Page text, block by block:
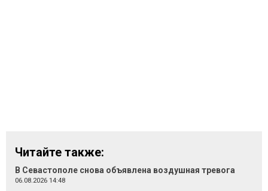
Читайте также:
В Севастополе снова объявлена воздушная тревога
06.08.2026 14:48